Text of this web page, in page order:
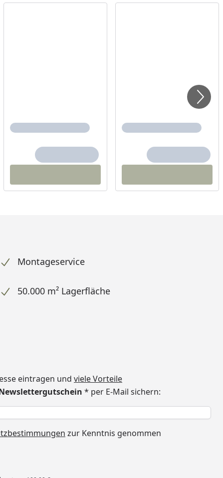
Montageservice
50.000 m² Lagerfläche
eintragen und viele Vorteile
* per E-Mail sichern:
zur Kenntnis genommen